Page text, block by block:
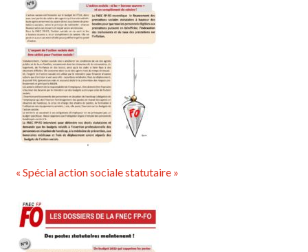
« Spécial action sociale statutaire »